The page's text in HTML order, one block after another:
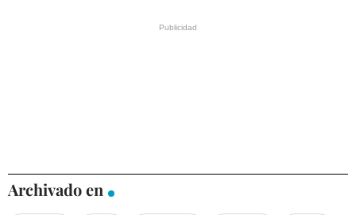
Archivado en